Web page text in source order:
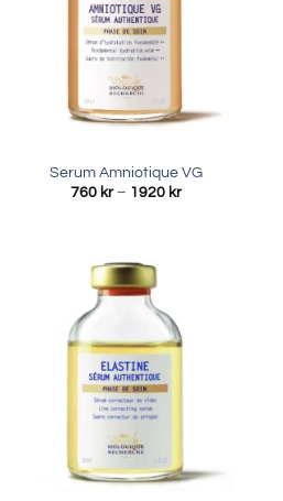
Serum Amniotique VG
760 kr – 1920 krPrisintervall: